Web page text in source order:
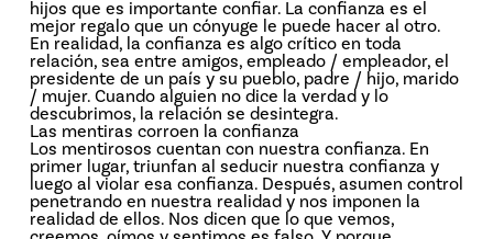
hijos que es importante confiar. La confianza es el
mejor regalo que un cónyuge le puede hacer al otro.
En realidad, la confianza es algo crítico en toda
relación, sea entre amigos, empleado / empleador, el
presidente de un país y su pueblo, padre / hijo, marido
/ mujer. Cuando alguien no dice la verdad y lo
descubrimos, la relación se desintegra.
Las mentiras corroen la confianza
Los mentirosos cuentan con nuestra confianza. En
primer lugar, triunfan al seducir nuestra confianza y
luego al violar esa confianza. Después, asumen control
penetrando en nuestra realidad y nos imponen la
realidad de ellos. Nos dicen que lo que vemos,